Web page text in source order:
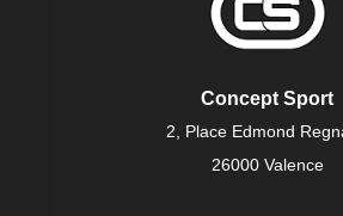
Concept Sport
2, Place Edmond
26000 Valence